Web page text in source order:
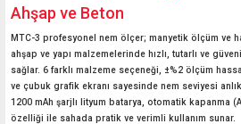
Ahşap ve Beton
MTC-3 profesyonel nem ölçer; manyetik ölçüm ve
ahşap ve yapı malzemelerinde hızlı, tutarlı ve
sağlar. 6 farklı malzeme seçeneği, ±%2 ölçüm
ve çubuk grafik ekranı sayesinde nem seviyesi
1200 mAh şarjlı lityum batarya, otomatik kapanma
özelliği ile sahada pratik ve verimli kullanım sunar.